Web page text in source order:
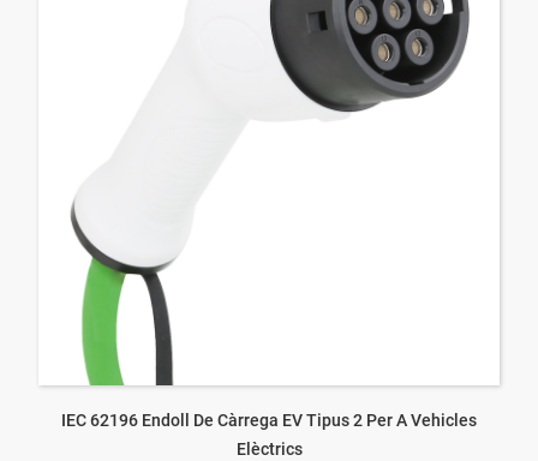
IEC 62196 Endoll De Càrrega EV Tipus 2 Per A Vehicles
Elèctrics